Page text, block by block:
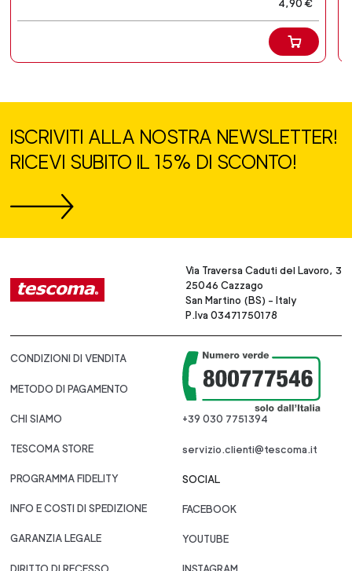
4,90 €
ISCRIVITI ALLA NOSTRA NEWSLETTER!
RICEVI SUBITO IL 15% DI SCONTO!
Via Traversa Caduti del Lavoro, 3
25046 Cazzago
San Martino (BS) - Italy
P.Iva 03471750178
CONDIZIONI DI VENDITA
METODO DI PAGAMENTO
CHI SIAMO
TESCOMA STORE
PROGRAMMA FIDELITY
INFO E COSTI DI SPEDIZIONE
GARANZIA LEGALE
+39 030 7751394
servizio.clienti@tescoma.it
SOCIAL
FACEBOOK
YOUTUBE